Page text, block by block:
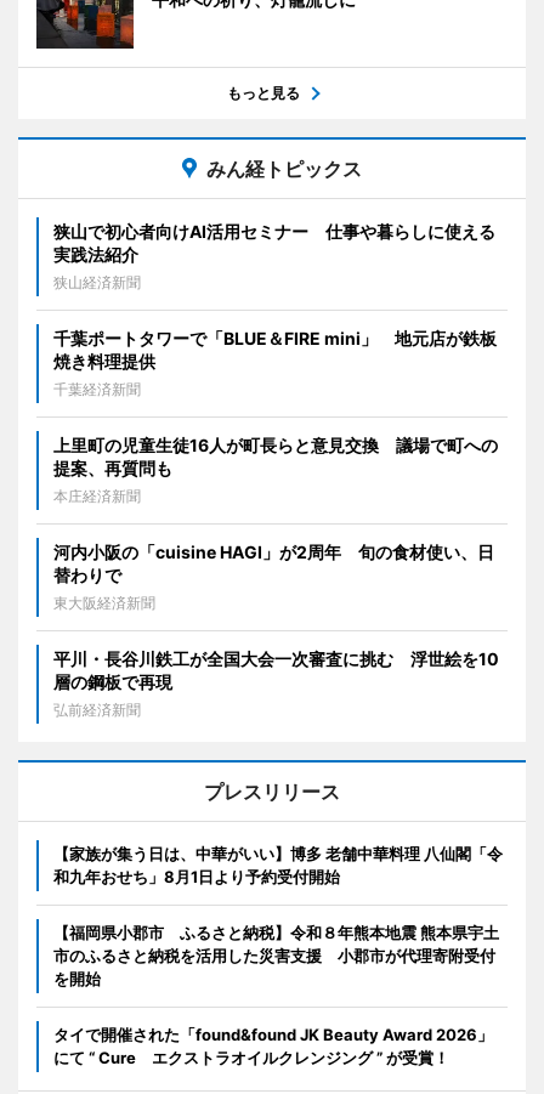
もっと見る
みん経トピックス
狭山で初心者向けAI活用セミナー 仕事や暮らしに使える
実践法紹介
狭山経済新聞
千葉ポートタワーで「BLUE＆FIRE mini」 地元店が鉄板
焼き料理提供
千葉経済新聞
上里町の児童生徒16人が町長らと意見交換 議場で町への
提案、再質問も
本庄経済新聞
河内小阪の「cuisine HAGI」が2周年 旬の食材使い、日
替わりで
東大阪経済新聞
平川・長谷川鉄工が全国大会一次審査に挑む 浮世絵を10
層の鋼板で再現
弘前経済新聞
プレスリリース
【家族が集う日は、中華がいい】博多 老舗中華料理 八仙閣「令
和九年おせち」8月1日より予約受付開始
【福岡県小郡市 ふるさと納税】令和８年熊本地震 熊本県宇土
市のふるさと納税を活用した災害支援 小郡市が代理寄附受付
を開始
タイで開催された「found&found JK Beauty Award 2026」
にて “ Cure エクストラオイルクレンジング ” が受賞！